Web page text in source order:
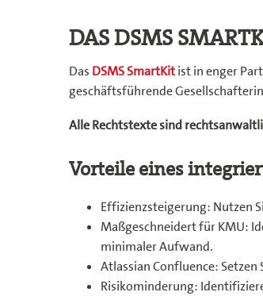
DAS DSMS
Das DSMS SmartKitist in enger
geschäftsführende
Alle Rechtstexte sind
Vorteile eines
Effizienzsteigerung: Nutzen
Maßgeschneidert für KMU:
minimaler Aufwand.
Atlassian Confluence:
Risikominderung: